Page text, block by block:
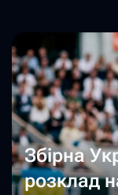
Збірна
розклад